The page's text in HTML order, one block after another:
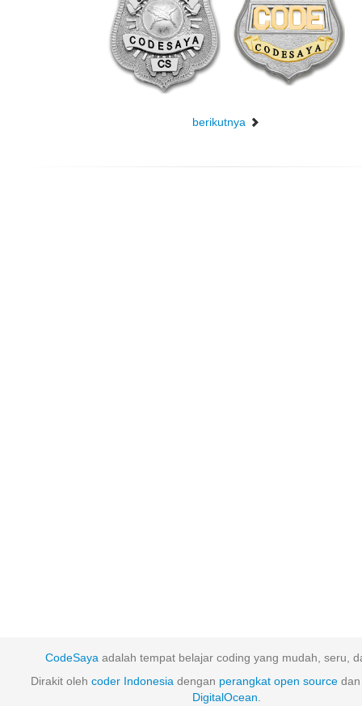
berikutnya
CodeSaya adalah tempat belajar coding yang mudah, seru,
Dirakit oleh coder Indonesia dengan perangkat open source
DigitalOcean